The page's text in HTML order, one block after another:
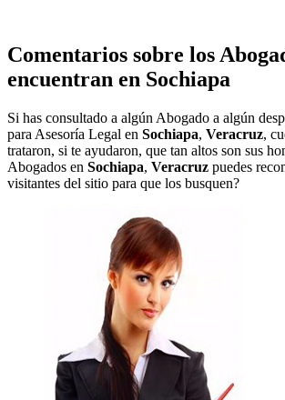
Comentarios sobre los
encuentran en Sochiapa
Si has consultado a algún Abogado a algún
para Asesoría Legal en Sochiapa, Veracruz,
trataron, si te ayudaron, que tan altos son sus
Abogados en Sochiapa, Veracruz puedes
visitantes del sitio para que los busquen?